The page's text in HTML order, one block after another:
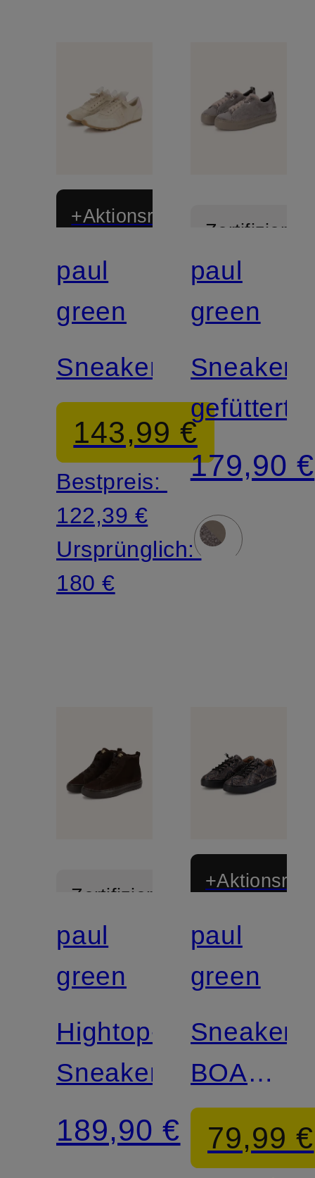
+Aktionsrabatt
Zertifiziert
paul
green
Sneaker
143,99 €
Bestpreis:
122,39 €
Ursprünglich:
180 €
Zertifiziert
paul
green
Sneaker
gefüttert
179,90 €
Zertifiziert
paul
green
Hightop-
Sneaker
189,90 €
Zertifiziert
paul
green
Sneaker
BOA
SAFARI
79,99 €